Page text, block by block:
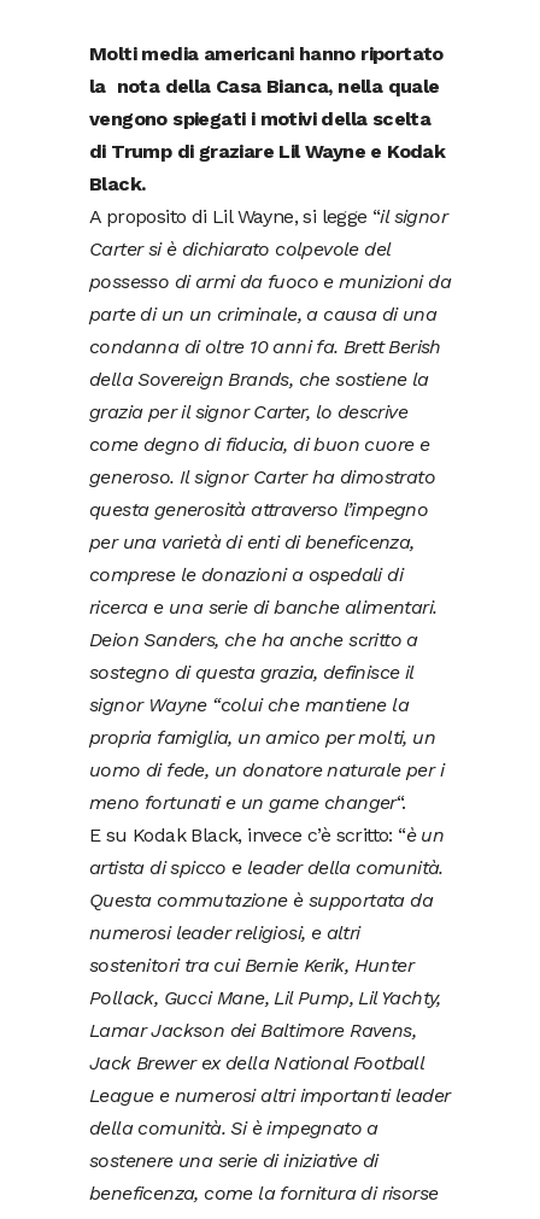
Molti media americani hanno riportato
la nota della Casa Bianca, nella quale
vengono spiegati i motivi della scelta
di Trump di graziare Lil Wayne e Kodak
Black.
A proposito di Lil Wayne, si legge “il signor
Carter si è dichiarato colpevole del
possesso di armi da fuoco e munizioni da
parte di un un criminale, a causa di una
condanna di oltre 10 anni fa. Brett Berish
della Sovereign Brands, che sostiene la
grazia per il signor Carter, lo descrive
come degno di fiducia, di buon cuore e
generoso. Il signor Carter ha dimostrato
questa generosità attraverso l’impegno
per una varietà di enti di beneficenza,
comprese le donazioni a ospedali di
ricerca e una serie di banche alimentari.
Deion Sanders, che ha anche scritto a
sostegno di questa grazia, definisce il
signor Wayne “colui che mantiene la
propria famiglia, un amico per molti, un
uomo di fede, un donatore naturale per i
meno fortunati e un game changer“.
E su Kodak Black, invece c’è scritto: “è un
artista di spicco e leader della comunità.
Questa commutazione è supportata da
numerosi leader religiosi, e altri
sostenitori tra cui Bernie Kerik, Hunter
Pollack, Gucci Mane, Lil Pump, Lil Yachty,
Lamar Jackson dei Baltimore Ravens,
Jack Brewer ex della National Football
League e numerosi altri importanti leader
della comunità. Si è impegnato a
sostenere una serie di iniziative di
beneficenza, come la fornitura di risorse